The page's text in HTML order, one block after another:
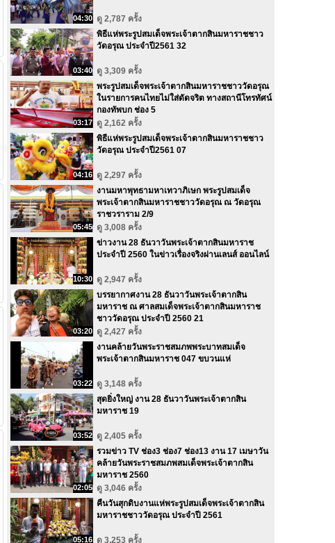
04:30 ดู 2,787 ครั้ง
03:40
พิธีแห่พระรูปสมเด็จพระเจ้าตากสินมหาราชชาว
วัดอรุณ ประจำปี2561 32
ดู 3,309 ครั้ง
03:17
พระรูปสมเด็จพระเจ้าตากสินมหาราชชาววัดอรุณ
ในรายการคนไทยไม่ใส่ดัดจริต ทางสถานีโทรทัศน์
กองทัพบก ช่อง 5
ดู 2,162 ครั้ง
04:16
พิธีแห่พระรูปสมเด็จพระเจ้าตากสินมหาราชชาว
วัดอรุณ ประจำปี2561 07
ดู 2,297 ครั้ง
05:45
งานมหาพุทธามหาเทวาภิเษก พระรูปสมเด็จ
พระเจ้าตากสินมหาราชชาววัดอรุณ ณ วัดอรุณ
ราชวราราม 2/9
ดู 3,008 ครั้ง
10:30
ข่าวงาน 28 ธันวาวันพระเจ้าตากสินมหาราช
ประจำปี 2560 ในข่าวเรื่องจริงผ่านเลนส์ ออนไลน์
ดู 2,947 ครั้ง
03:20
บรรยากาศงาน 28 ธันวาวันพระเจ้าตากสิน
มหาราช ณ ศาลสมเด็จพระเจ้าตากสินมหาราช
ชาววัดอรุณ ประจำปี 2560 21
ดู 2,427 ครั้ง
03:22
งานคล้ายวันพระราชสมภพพระบาทสมเด็จ
พระเจ้าตากสินมหาราช 047 ขบวนแห่
ดู 3,148 ครั้ง
03:52
สุดยิ่งใหญ่ งาน 28 ธันวาวันพระเจ้าตากสิน
มหาราช 19
ดู 2,405 ครั้ง
02:05
รวมข่าว TV ช่อง3 ช่อง7 ช่อง13 งาน 17 เมษาวัน
คล้ายวันพระราชสมภพสมเด็จพระเจ้าตากสิน
มหาราช 2560
ดู 3,046 ครั้ง
05:16
คืนวันสุกดิบงานแห่พระรูปสมเด็จพระเจ้าตากสิน
มหาราชชาววัดอรุณ ประจำปี 2561
ดู 3,253 ครั้ง